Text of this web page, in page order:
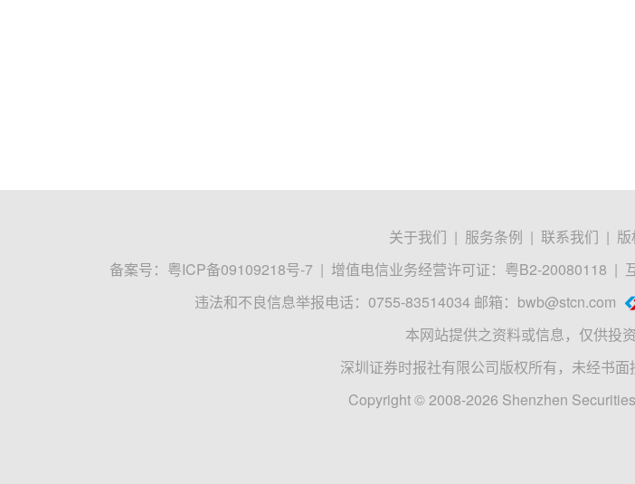
关于我们 | 服务条例 | 联系我们 |
备案号： 粤ICP备09109218号-7 | 增值电信业务经营许可证：粤B2-20080118 |
违法和不良信息举报电话：0755-83514034 邮箱： bwb@stcn.com
本网站提供之资料或信息，仅供投
深圳证券时报社有限公司版权所有，未经书面
Copyright © 2008-2026 Shenzhen